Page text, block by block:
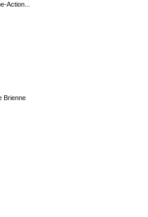
Action...
Brienne